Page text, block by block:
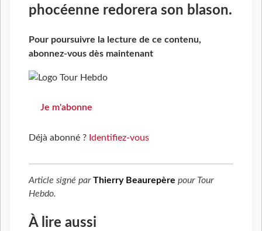
phocéenne redorera son blason.
Pour poursuivre la lecture de ce contenu,
abonnez-vous dès maintenant
Je m'abonne
Déjà abonné ? Identifiez-vous
Article signé parThierry Beaurepère pour Tour
Hebdo.
À lire aussi